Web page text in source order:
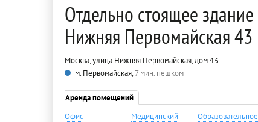
Отдельно стоящее здание
Нижняя Первомайская 43
Москва, улица Нижняя Первомайская, дом 43
м. Первомайская,7 мин. пешком
Аренда помещений
Офис
Медицинский
Образовательное